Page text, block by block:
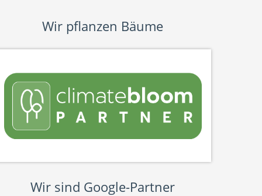
Wir pflanzen Bäume
Wir sind Google-Partner